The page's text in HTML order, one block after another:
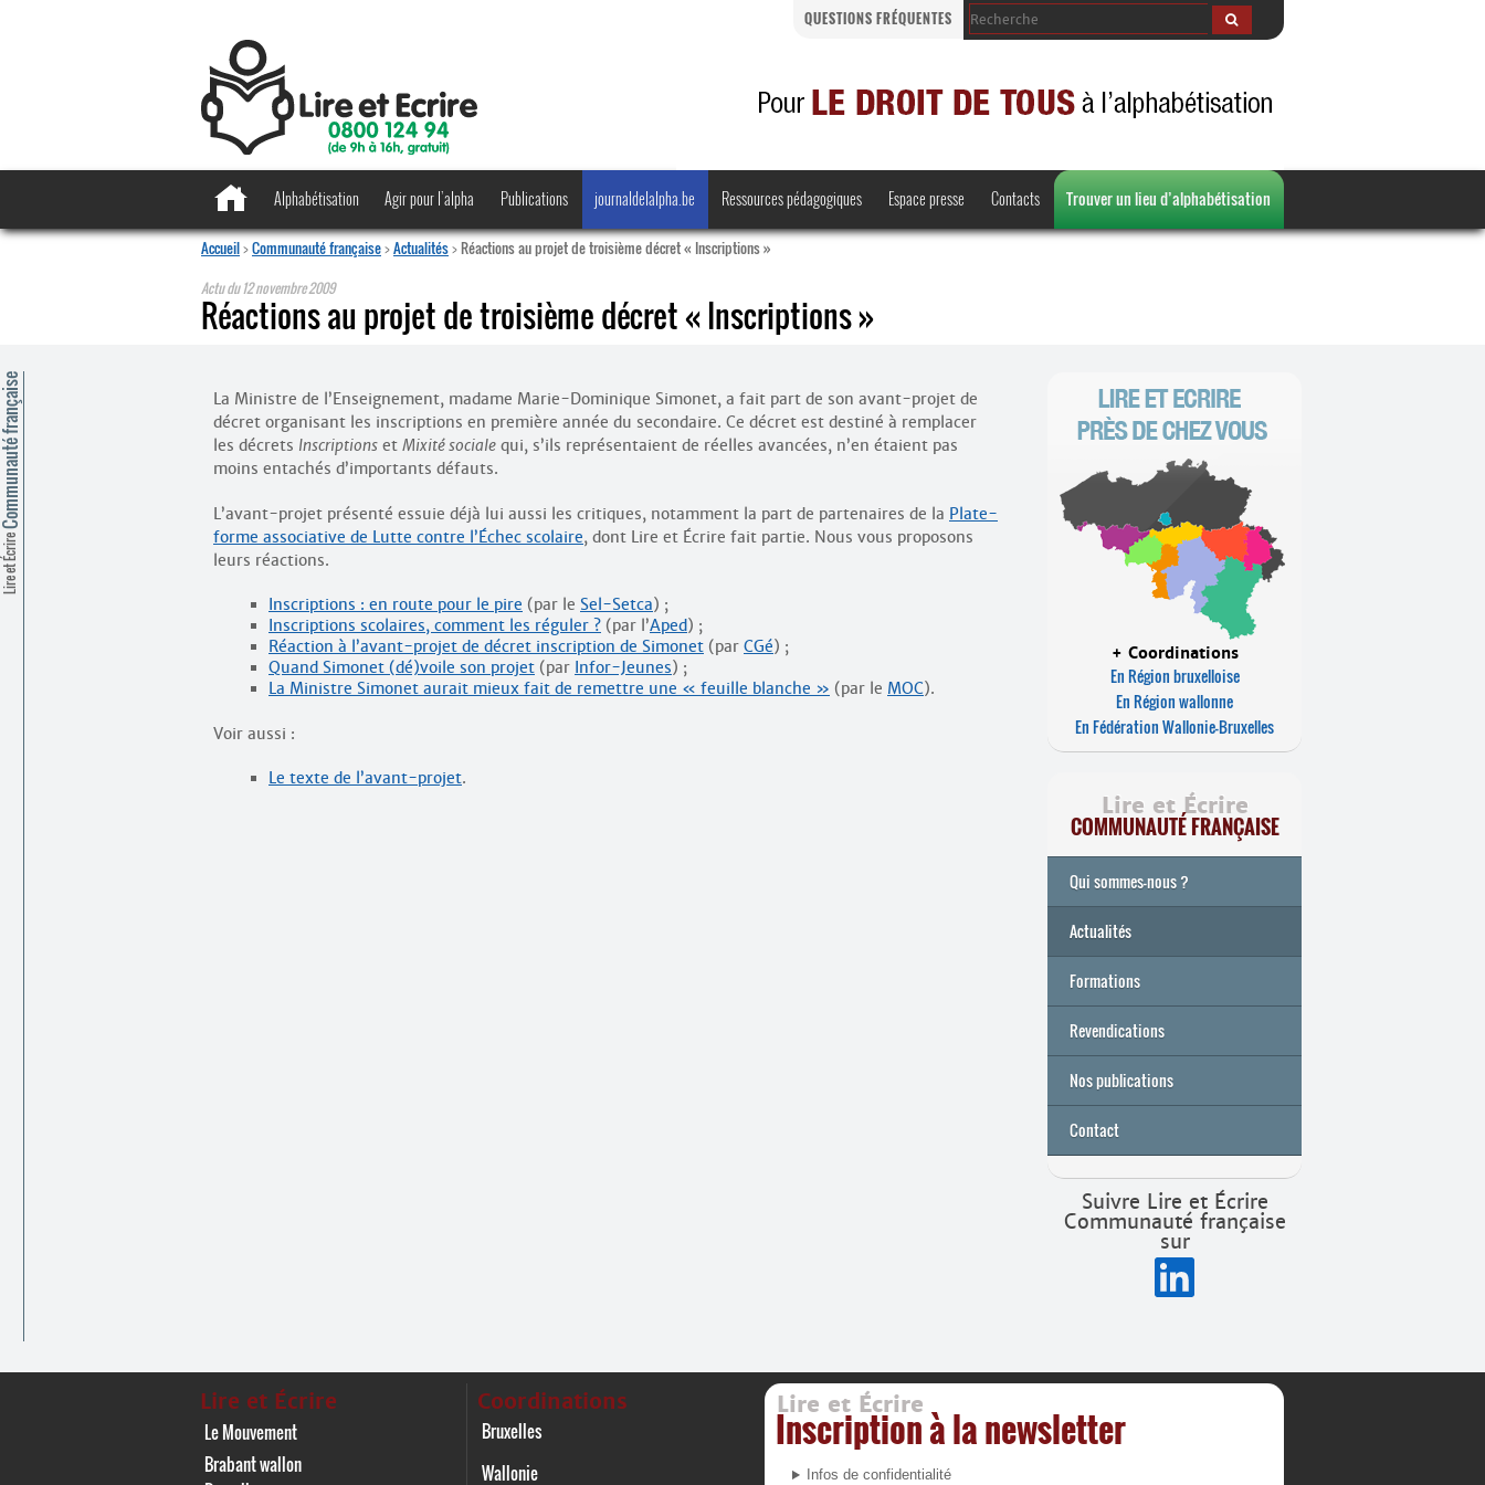
QUESTIONS FRÉQUENTES
Alphabétisation Agir pour l’alpha Publications journaldelalpha.be Ressources pédagogiques
Bienvenue en Belgique
Espace presse Contacts Trouver un lieu d’alphabétisation
Accueil>Communauté française>Actualités>Réactions au projet de troisième décret « Inscriptions »
Actu du12 novembre 2009
Réactions au projet de troisième décret « Inscriptions »
Lire et Écrire
française
La Ministre de l’Enseignement, madame Marie-Dominique Simonet, a fait part de son avant-projet de
décret organisant les inscriptions en première année du secondaire. Ce décret est destiné à remplacer
les décrets Inscriptions et Mixité sociale qui, s’ils représentaient de réelles avancées, n’en étaient pas
moins entachés d’importants défauts.
L’avant-projet présenté essuie déjà lui aussi les critiques, notamment la part de partenaires de la Plate-
forme associative de Lutte contre l’Échec scolaire, dont Lire et Écrire fait partie. Nous vous proposons
leurs réactions.
Inscriptions : en route pour le pire (par le Sel-Setca) ;
Inscriptions scolaires, comment les réguler ? (par l’Aped) ;
Réaction à l’avant-projet de décret inscription de Simonet (par CGé) ;
Quand Simonet (dé)voile son projet (par Infor-Jeunes) ;
La Ministre Simonet aurait mieux fait de remettre une « feuille blanche » (par le MOC).
Voir aussi :
Le texte de l’avant-projet.
+ Coordinations
En Région bruxelloise
En Région wallonne
En Fédération Wallonie-Bruxelles
Lire et Écrire
COMMUNAUTÉ FRANÇAISE
Qui sommes-nous ?
Actualités
Formations
Archives
Université de printemps 2026
Revendications
Nos publications
Contact
Suivre Lire et Écrire
Communauté française
sur
Lire et Écrire
Le Mouvement
Brabant wallon
Coordinations
Bruxelles
Wallonie
Lire et Écrire
Inscription à la newsletter
Infos de confidentialité